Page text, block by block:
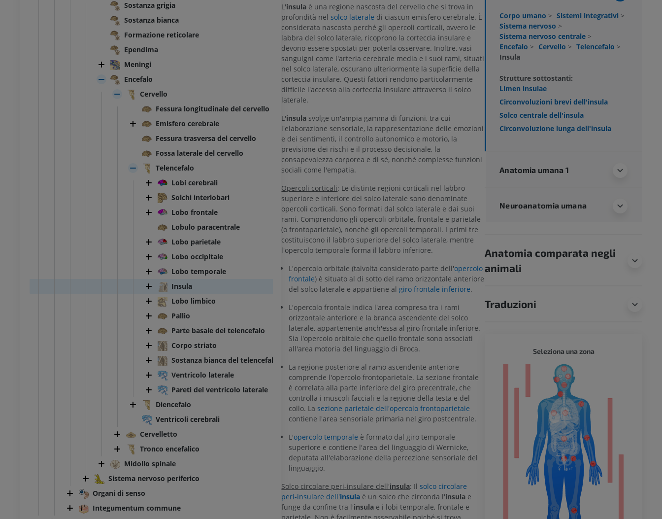
Sostanza grigia
Sostanza bianca
Formazione reticolare
Ependima
Meningi
Encefalo
Cervello
Fessura longitudinale del cervello
Emisfero cerebrale
Fessura trasversa del cervello
Fossa laterale del cervello
Telencefalo
Lobi cerebrali
Solchi interlobari
Lobo frontale
Lobulo paracentrale
Lobo parietale
Lobo occipitale
Lobo temporale
Insula
Lobo limbico
Pallio
Parte basale del telencefalo
Corpo striato
Sostanza bianca del telencefalo
Ventricolo laterale
Pareti del ventricolo laterale
Diencefalo
Ventricoli cerebrali
Cervelletto
Tronco encefalico
Midollo spinale
Sistema nervoso periferico
Organi di senso
Integumentum commune
L'insula è una regione nascosta del cervello che si trova in
profondità nel solco laterale di ciascun emisfero cerebrale. È
considerata nascosta perché gli opercoli corticali, ovvero le
labbra del solco laterale, ricoprono la corteccia insulare e
devono essere spostati per poterla osservare. Inoltre, vasi
sanguigni come l'arteria cerebrale media e i suoi rami, situati
nel solco laterale, oscurano ulteriormente la superficie della
corteccia insulare. Questi fattori rendono particolarmente
difficile l'accesso alla corteccia insulare attraverso il solco
laterale.
L'insula svolge un'ampia gamma di funzioni, tra cui
l'elaborazione sensoriale, la rappresentazione delle emozioni
e dei sentimenti, il controllo autonomico e motorio, la
previsione dei rischi e il processo decisionale, la
consapevolezza corporea e di sé, nonché complesse funzioni
sociali come l'empatia.
Opercoli corticali: Le distinte regioni corticali nel labbro
superiore e inferiore del solco laterale sono denominate
opercoli corticali. Sono formati dal solco laterale e dai suoi
rami. Comprendono gli opercoli orbitale, frontale e parietale
(o frontoparietale), nonché gli opercoli temporali. I primi tre
costituiscono il labbro superiore del solco laterale, mentre
l'opercolo temporale forma il labbro inferiore.
L'opercolo orbitale (talvolta considerato parte dell'opercolo
frontale) è situato al di sotto del ramo orizzontale anteriore
del solco laterale e appartiene algiro frontale inferiore.
L'opercolo frontale indica l'area compresa tra i rami
orizzontale anteriore e la branca ascendente del solco
laterale, appartenente anch'essa al giro frontale inferiore.
Sia l'opercolo orbitale che quello frontale sono associati
all'area motoria del linguaggio di Broca.
La regione posteriore al ramo ascendente anteriore
comprende l'opercolo frontoparietale. La sezione frontale
è correlata alla parte inferiore del giro precentrale, che
controlla i muscoli facciali e la regione della testa e del
collo. La sezione parietale dell'opercolo frontoparietale
contiene l'area sensoriale primaria nel giro postcentrale.
L'opercolo temporale è formato dal giro temporale
superiore e contiene l'area del linguaggio di Wernicke,
deputata all'elaborazione della percezione sensoriale del
linguaggio.
Solco circolare peri-insulare dell'insula: Il solco circolare
peri-insulare dell'insula è un solco che circonda l'insula e
funge da confine tra l'insula e i lobi temporale, frontale e
Corpo umano > Sistemi integrativi >
Sistema nervoso >
Sistema nervoso centrale >
Encefalo > Cervello > Telencefalo >
Insula
Strutture sottostanti:
Limen insulae
Circonvoluzioni brevi dell'insula
Solco centrale dell'insula
Circonvoluzione lunga dell'insula
Anatomia umana 1
Neuroanatomia umana
Anatomia comparata negli
animali
Traduzioni
RMN dell’astragalo
RMN dell’avampiede
RM
RMN dell’arto inferiore
RM
Radiografia dell’arto
RMN dell'arto superiore
RMN della spalla
RMN del polso
PREMIUM
RMN del gomito
ARTO INFERIORE
Arto inferiore
Illustrazioni
PREMIUM
Radiografia dell’arto
Radiografie
GRATUITO
RM
PREMIUM
Seleziona una zona